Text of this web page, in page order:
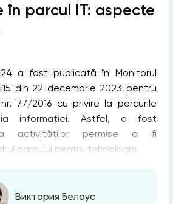
în parcul IT: aspecte
a fost publicată în Monitorul
din 22 decembrie 2023 pentru
77/2016 cu privire la parcurile
informației. Astfel, a fost
activităților permise a fi
parcului pentru tehnologia
Виктория Белоус